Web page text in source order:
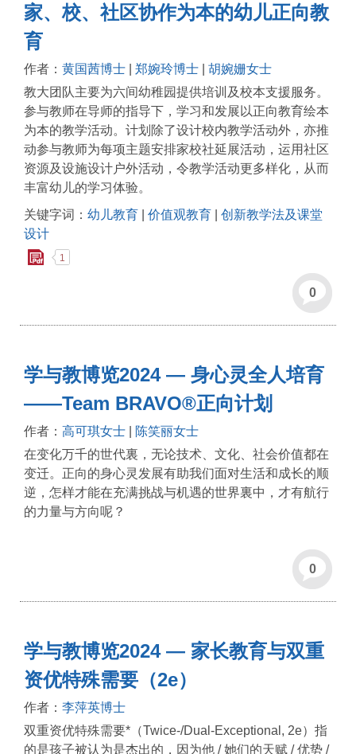
家、校、社区协作为本的幼儿正向教
育
作者： 黄国茜博士 郑婉玲博士
胡婉姗女士
教大团队主要为六间幼稚园提供培训及校本支援服务。
参与教师在导师的指导下，学习和发展以正向教育绘本
为本的教学活动。计划除了设计校内教学活动外，亦推
动参与教师为每项主题安排家校社延展活动，运用社区
资源及设施设计户外活动，令教学活动更多样化，从而
丰富幼儿的学习体验。
关键字词： 幼儿教育 价值观教育
创新教学法及课堂
设计
1
0
学与教博览2024 — 身心灵全人培育
——Team BRAVO®️正向计划
作者： 高可琪女士
陈笑丽女士
在变化万千的世代裏，无论技术、文化、社会价值都在
变迁。正向的身心灵发展有助我们面对生活和成长的顺
逆，怎样才能在充满挑战与机遇的世界裏中，才有航行
的力量与方向呢？
0
学与教博览2024 — 家长教育与双重
资优特殊需要（2e）
作者： 李萍英博士
双重资优特殊需要*（Twice-/Dual-Exceptional, 2e）指
的是孩子被认为是杰出的，因为他 / 她们的天赋 / 优势 /